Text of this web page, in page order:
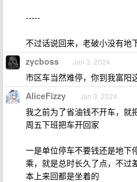
-----
不过话说回来，老破小没有地
zycboss Jan 3, 2024
市区车当然难停，你到我富阳
AliceFizzy Jan 3, 2024
我之前为了省油钱不开车，就
周五下班把车开回家
一是单位停车不要钱还是地下
乘，就是总时长久了点，不过
本上来回都是坐着的